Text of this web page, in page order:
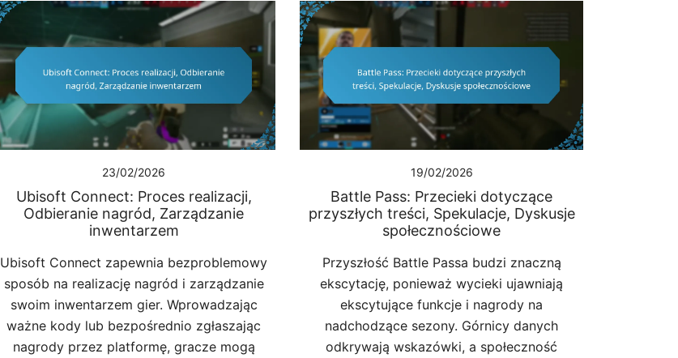
23/02/2026
Ubisoft Connect: Proces realizacji,
Odbieranie nagród, Zarządzanie
inwentarzem
Ubisoft Connect zapewnia bezproblemowy
sposób na realizację nagród i zarządzanie
swoim inwentarzem gier. Wprowadzając
ważne kody lub bezpośrednio zgłaszając
nagrody przez platformę, gracze mogą
19/02/2026
Battle Pass: Przecieki dotyczące
przyszłych treści, Spekulacje, Dyskusje
społecznościowe
Przyszłość Battle Passa budzi znaczną
ekscytację, ponieważ wycieki ujawniają
ekscytujące funkcje i nagrody na
nadchodzące sezony. Górnicy danych
odkrywają wskazówki, a społeczność